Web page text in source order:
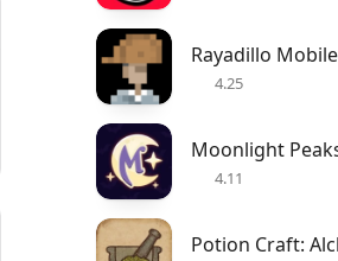
Rayadillo Mobile
4.25
Moonlight
4.11